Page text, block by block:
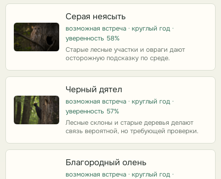
Серая неясыть
возможная встреча · круглый год ·
уверенность 58%
Старые лесные участки и овраги дают
осторожную подсказку по среде.
Черный дятел
возможная встреча · круглый год ·
уверенность 57%
Лесные склоны и старые деревья делают
связь вероятной, но требующей проверки.
Благородный олень
возможная встреча · круглый год ·